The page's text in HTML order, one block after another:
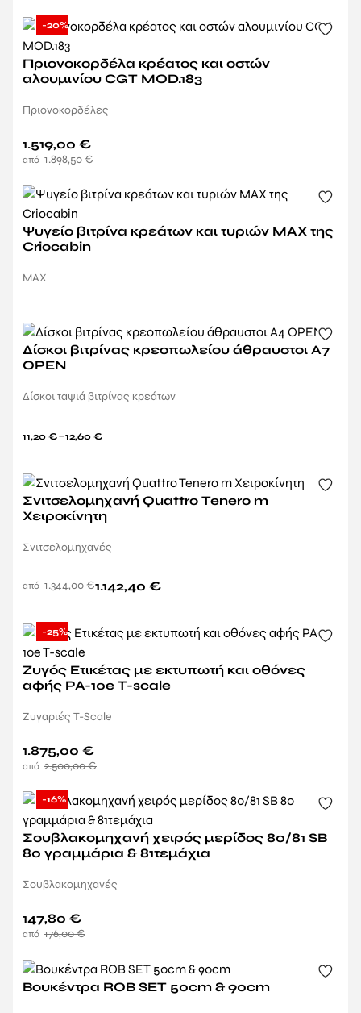
-20%
Πριονοκορδέλα κρέατος και οστών
αλουμινίου CGT MOD.183
Πριονοκορδέλες
1.898,50€
1.519,00 €
Ψυγείο βιτρίνα κρεάτων και τυριών MAX της
Criocabin
MAX
Δίσκοι βιτρίνας κρεοπωλείου άθραυστοι Α7
OPEN
Δίσκοι ταψιά βιτρίνας κρεάτων
11,20 €–12,60 €
Σνιτσελομηχανή Quattro Tenero m
Χειροκίνητη
Σνιτσελομηχανές
1.344,00€1.142,40 €
-25%
Ζυγός Ετικέτας με εκτυπωτή και οθόνες
αφής PA-10e T-scale
Ζυγαριές T-Scale
2.500,00€
1.875,00 €
-16%
Σουβλακομηχανή χειρός μερίδος 80/81 SB
80 γραμμάρια & 81τεμάχια
Σουβλακομηχανές
176,00€
147,80 €
Βουκέντρα ROB SET 50cm & 90cm